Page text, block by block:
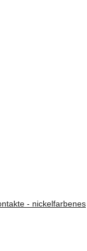
- nickelfarbenes